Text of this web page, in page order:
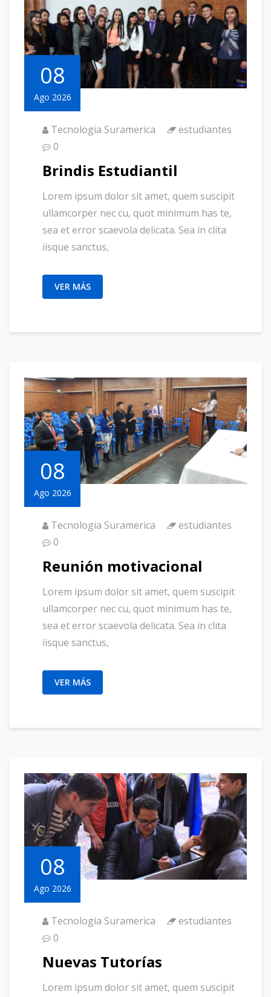
08
Ago 2026
Tecnologia Suramerica
estudiantes
0
Brindis Estudiantil
Lorem ipsum dolor sit amet, quem suscipit
ullamcorper nec cu, quot minimum has te,
sea et error scaevola delicata. Sea in clita
iisque sanctus,
VER MÁS
08
Ago 2026
Tecnologia Suramerica
estudiantes
0
Reunión motivacional
Lorem ipsum dolor sit amet, quem suscipit
ullamcorper nec cu, quot minimum has te,
sea et error scaevola delicata. Sea in clita
iisque sanctus,
VER MÁS
08
Ago 2026
Tecnologia Suramerica
estudiantes
0
Nuevas Tutorías
Lorem ipsum dolor sit amet, quem suscipit